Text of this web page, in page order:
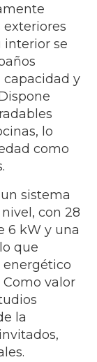
interior se
capacidad y
lo
como
sistema
con 28
6 kW y una
que
valor
la